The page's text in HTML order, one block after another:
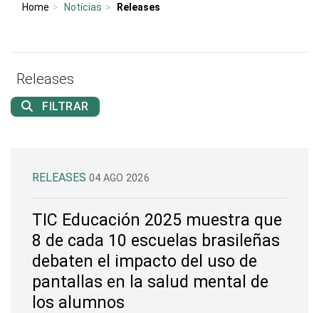
Home Notícias Releases
Releases
FILTRAR
RELEASES 04 AGO 2026
TIC Educación 2025 muestra que
8 de cada 10 escuelas brasileñas
debaten el impacto del uso de
pantallas en la salud mental de
los alumnos